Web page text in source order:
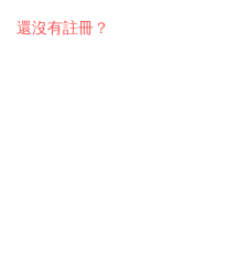
還沒有註冊？